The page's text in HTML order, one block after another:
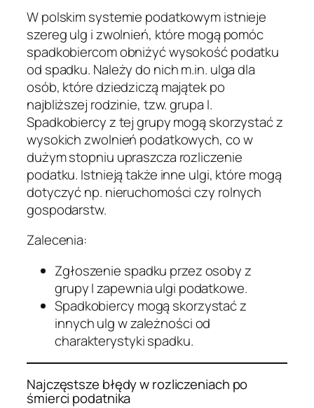
W polskim systemie podatkowym istnieje
szereg ulg i zwolnień, które mogą pomóc
spadkobiercom obniżyć wysokość podatku
od spadku. Należy do nich m.in. ulga dla
osób, które dziedziczą majątek po
najbliższej rodzinie, tzw. grupa I.
Spadkobiercy z tej grupy mogą skorzystać z
wysokich zwolnień podatkowych, co w
dużym stopniu upraszcza rozliczenie
podatku. Istnieją także inne ulgi, które mogą
dotyczyć np. nieruchomości czy rolnych
gospodarstw.
Zalecenia:
Zgłoszenie spadku przez osoby z
grupy I zapewnia ulgi podatkowe.
Spadkobiercy mogą skorzystać z
innych ulg w zależności od
charakterystyki spadku.
Najczęstsze błędy w rozliczeniach po
śmierci podatnika